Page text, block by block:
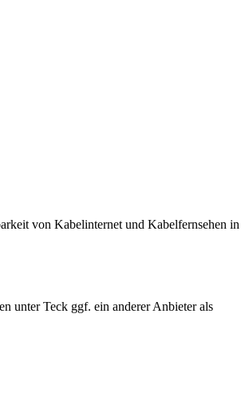
von Kabelinternet und Kabelfernsehen in
unter Teck ggf. ein anderer Anbieter als